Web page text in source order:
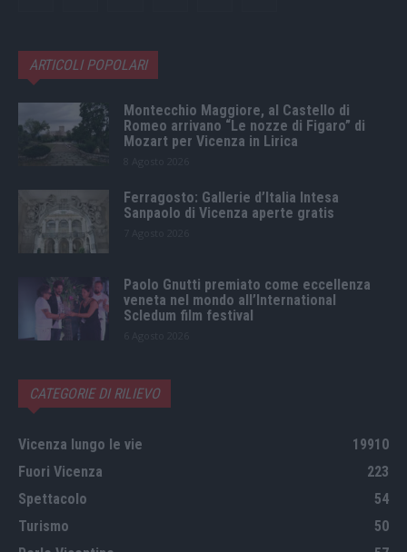
ARTICOLI POPOLARI
Montecchio Maggiore, al Castello di
Romeo arrivano “Le nozze di Figaro” di
Mozart per Vicenza in Lirica
Ferragosto: Gallerie d’Italia Intesa
Sanpaolo di Vicenza aperte gratis
Paolo Gnutti premiato come eccellenza
veneta nel mondo all’International
Scledum film festival
CATEGORIE DI RILIEVO
Vicenza lungo le vie
19910
Fuori Vicenza
223
Spettacolo
54
Turismo
50